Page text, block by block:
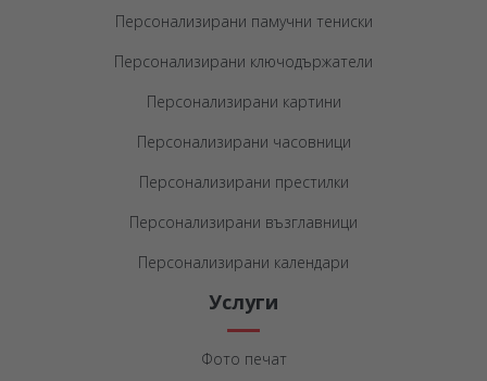
Персонализирани памучни тениски
Персонализирани ключодържатели
Персонализирани картини
Персонализирани часовници
Персонализирани престилки
Персонализирани възглавници
Персонализирани календари
Услуги
Фото печат